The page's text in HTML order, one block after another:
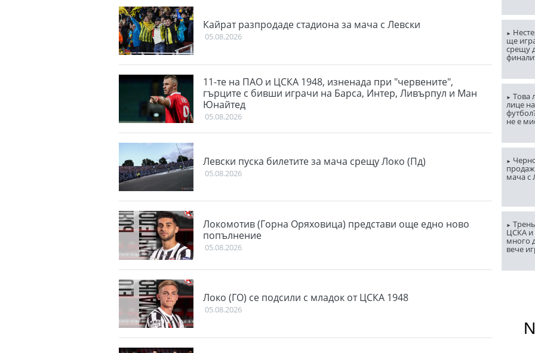
Кайрат разпродаде стадиона за мача с Левски
05.08.2026
11-те на ПАО и ЦСКА 1948, изненада при "червените",
гърците с бивши играчи на Барса, Интер, Ливърпул и Ман
Юнайтед
05.08.2026
Левски пуска билетите за мача срещу Локо (Пд)
05.08.2026
Локомотив (Горна Оряховица) представи още едно ново
попълнение
05.08.2026
Локо (ГО) се подсили с младок от ЦСКА 1948
05.08.2026
ще
срещу
Това
лице
не е
мача с
ЦСКА и
много
вече